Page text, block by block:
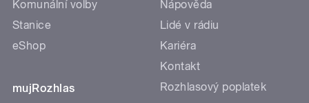
Komunální volby
Stanice
eShop
mujRozhlas
Nápověda
Lidé v rádiu
Kariéra
Kontakt
Rozhlasový poplatek